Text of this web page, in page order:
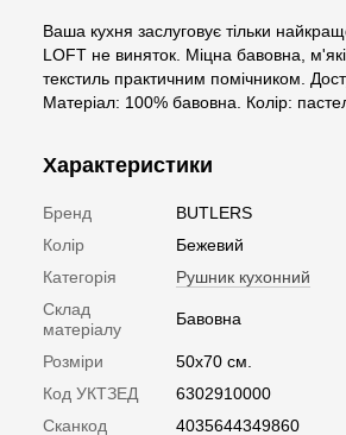
Ваша кухня заслуговує тільки
LOFT не виняток. Міцна бавовна,
текстиль практичним помічником.
Матеріал: 100% бавовна. Колір:
Характеристики
Бренд
BUTLERS
Колір
Бежевий
Категорія
Рушник кухонний
Склад
матеріалу
Бавовна
Розміри
50x70 см.
Код УКТЗЕД
6302910000
Сканкод
4035644349860